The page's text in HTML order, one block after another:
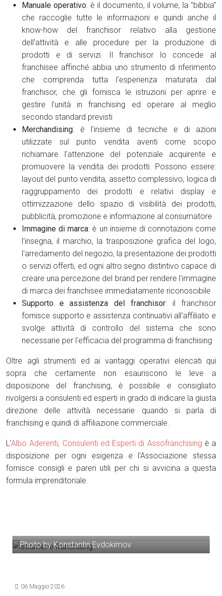
Manuale operativo: è il documento, il volume, la "bibbia"
che raccoglie tutte le informazioni e quindi anche il
know-how del franchisor relativo alla gestione
dell'attività e alle procedure per la produzione di
prodotti e di servizi. Il franchisor lo concede al
franchisee affinché abbia uno strumento di riferimento
che comprenda tutta l'esperienza maturata dal
franchisor, che gli fornisca le istruzioni per aprire e
gestire l'unità in franchising ed operare al meglio
secondo standard previsti
Merchandising: è l'insieme di tecniche e di azioni
utilizzate sul punto vendita aventi come scopo
richiamare l'attenzione del potenziale acquirente e
promuovere la vendita dei prodotti. Possono essere:
layout del punto vendita, assetto complessivo, logica di
raggruppamento dei prodotti e relativi display e
ottimizzazione dello spazio di visibilità dei prodotti,
pubblicità, promozione e informazione al consumatore
Immagine di marca: è un insieme di connotazioni come
l'insegna, il marchio, la trasposizione grafica del logo,
l'arredamento del negozio, la presentazione dei prodotti
o servizi offerti, ed ogni altro segno distintivo capace di
creare una percezione del brand per rendere l'immagine
di marca dei franchisee immediatamente riconoscibile
Supporto e assistenza del franchisor: il franchisor
fornisce supporto e assistenza continuativi all'affiliato e
svolge attività di controllo del sistema che sono
necessarie per l'efficacia del programma di franchising
Oltre agli strumenti ed ai vantaggi operativi elencati qui
sopra che certamente non esauriscono le leve a
disposizione del franchising, è possibile e consigliato
rivolgersi a consulenti ed esperti in grado di indicare la giusta
direzione delle attività necessarie quando si parla di
franchising e quindi di affiliazione commerciale.
L'Albo Aderenti, Consulenti ed Esperti di Assofranchising è a
disposizione per ogni esigenza e l'Associazione stessa
fornisce consigli e pareri utili per chi si avvicina a questa
formula imprenditoriale.
Photo by Konstantin Evdokimov
Dettagli
06 Maggio 2026